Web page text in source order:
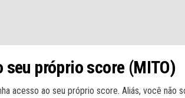
próprio score (MITO)
acesso ao seu próprio score. Aliás, você não